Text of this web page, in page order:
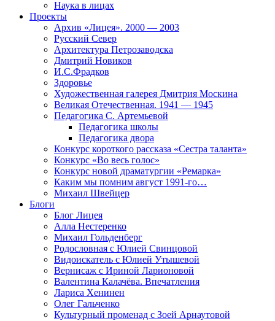
Наука в лицах
Проекты
Архив «Лицея». 2000 — 2003
Русский Север
Архитектура Петрозаводска
Дмитрий Новиков
И.С.Фрадков
Здоровье
Художественная галерея Дмитрия Москина
Великая Отечественная. 1941 — 1945
Педагогика С. Артемьевой
Педагогика школы
Педагогика двора
Конкурс короткого рассказа «Сестра таланта»
Конкурс «Во весь голос»
Конкурс новой драматургии «Ремарка»
Каким мы помним август 1991-го…
Михаил Швейцер
Блоги
Блог Лицея
Алла Нестеренко
Михаил Гольденберг
Родословная с Юлией Свинцовой
Видоискатель с Юлией Утышевой
Вернисаж с Ириной Ларионовой
Валентина Калачёва. Впечатления
Лариса Хенинен
Олег Гальченко
Культурный променад с Зоей Арнаутовой